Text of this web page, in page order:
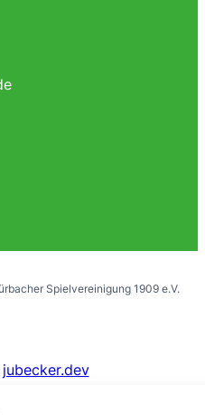
Spielvereinigung 1909 e.V.
jubecker.dev